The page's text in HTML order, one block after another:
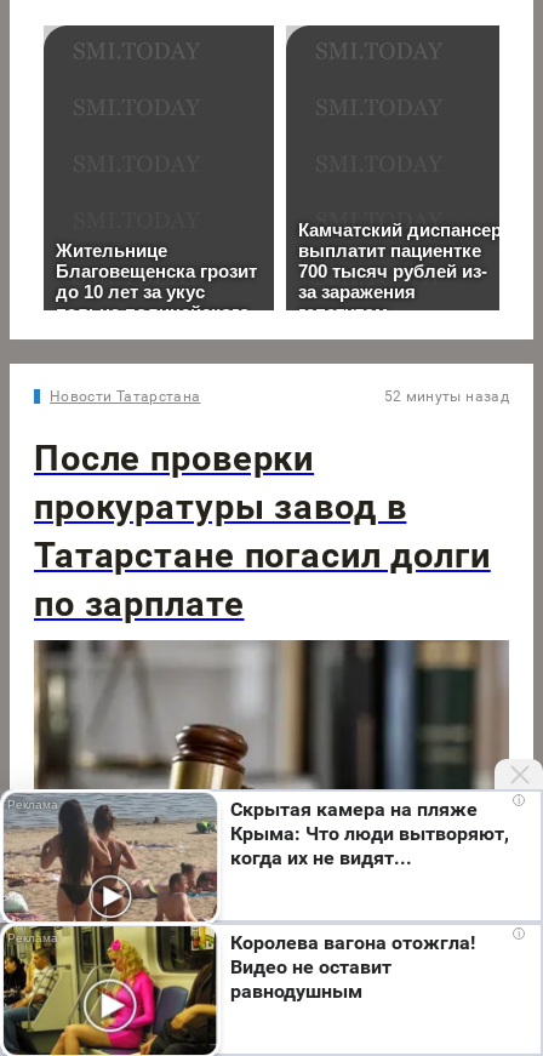
Новости Татарстана 52 минуты назад
После проверки
прокуратуры завод в
Татарстане погасил долги
по зарплате
Авто
Мы используем cookie. Во время посещения сайта
вы соглашаетесь с тем, что мы обрабатываем
ваши персональные данные с использованием
метрик Яндекс Метрика, top.mail.ru, LiveInternet.
Я согласен
i
Скрытая камера на пляже
Крыма: Что люди вытворяют,
когда их не видят...
i
Королева вагона отожгла!
Видео не оставит
равнодушным